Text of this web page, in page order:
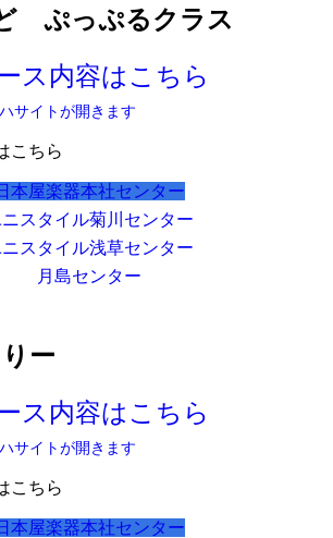
ぷっぷるクラス
ス内容はこちら
サイトが開きます
こちら
本屋楽器本社センター
スタイル菊川センター
スタイル浅草センター
月島センター
ー
ス内容はこちら
サイトが開きます
こちら
本屋楽器本社センター